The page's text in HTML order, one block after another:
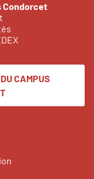
Condorcet
CAMPUS